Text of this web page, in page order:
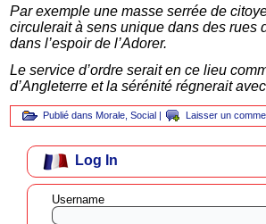
Par exemple une masse serrée de
circulerait à sens unique dans des rues
dans l’espoir de l’Adorer.
Le service d’ordre serait en ce lieu
d’Angleterre et la sérénité régnerait
Publié dans Morale ,Social | Laisser un
Log In
Username